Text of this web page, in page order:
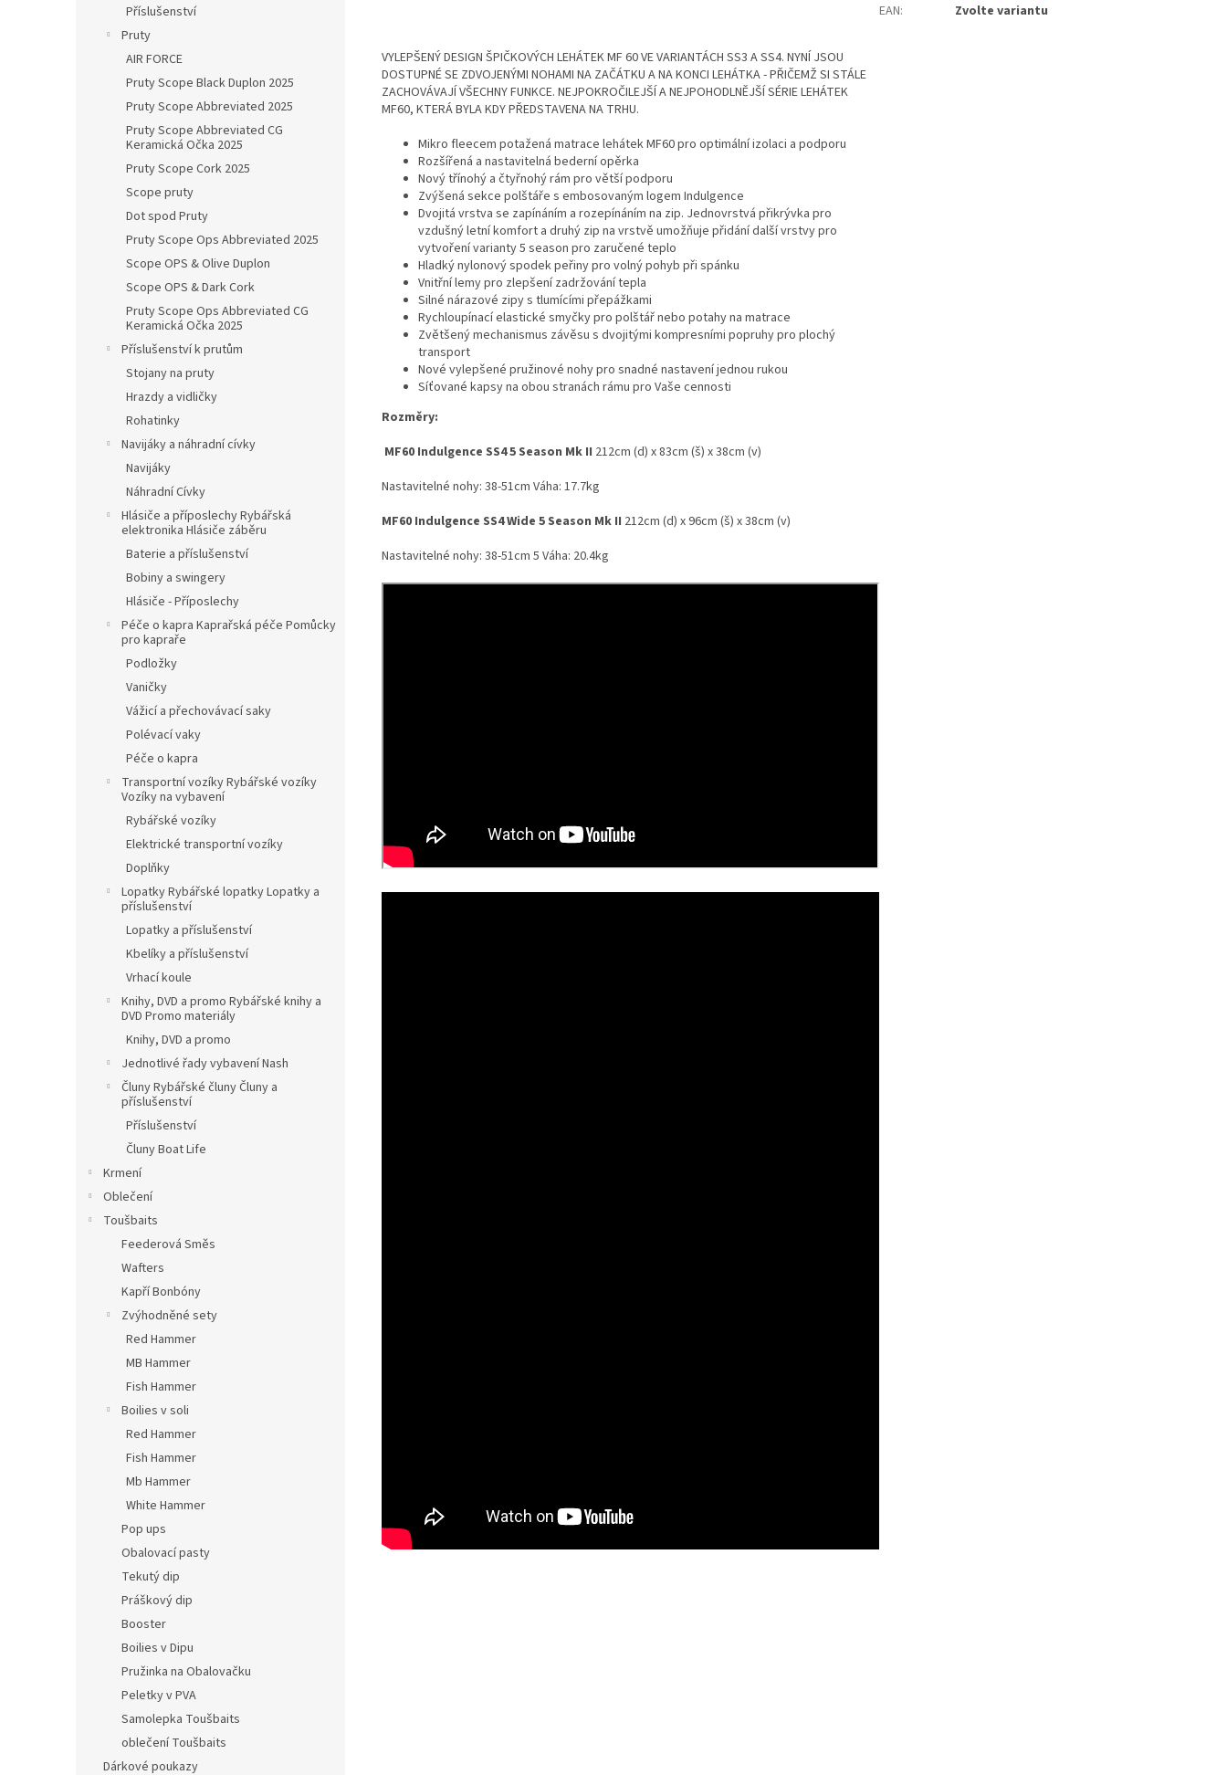
Příslušenství
Pruty
AIR FORCE
Pruty Scope Black Duplon 2025
Pruty Scope Abbreviated 2025
Pruty Scope Abbreviated CG
Keramická Očka 2025
Pruty Scope Cork 2025
Scope pruty
Dot spod Pruty
Pruty Scope Ops Abbreviated 2025
Scope OPS & Olive Duplon
Scope OPS & Dark Cork
Pruty Scope Ops Abbreviated CG
Keramická Očka 2025
Příslušenství k prutům
Stojany na pruty
Hrazdy a vidličky
Rohatinky
Navijáky a náhradní cívky
Navijáky
Náhradní Cívky
Hlásiče a příposlechy Rybářská
elektronika Hlásiče záběru
Baterie a příslušenství
Bobiny a swingery
Hlásiče - Příposlechy
Péče o kapra Kaprařská péče Pomůcky
pro kapraře
Podložky
Vaničky
Vážicí a přechovávací saky
Polévací vaky
Péče o kapra
Transportní vozíky Rybářské vozíky
Vozíky na vybavení
Rybářské vozíky
Elektrické transportní vozíky
Doplňky
Lopatky Rybářské lopatky Lopatky a
příslušenství
Lopatky a příslušenství
Kbelíky a příslušenství
Vrhací koule
Knihy, DVD a promo Rybářské knihy a
DVD Promo materiály
Knihy, DVD a promo
Jednotlivé řady vybavení Nash
Čluny Rybářské čluny Čluny a
příslušenství
Příslušenství
Čluny Boat Life
Krmení
Oblečení
Toušbaits
Feederová Směs
Wafters
Kapří Bonbóny
Zvýhodněné sety
Red Hammer
MB Hammer
Fish Hammer
Boilies v soli
Red Hammer
Fish Hammer
Mb Hammer
White Hammer
Pop ups
Obalovací pasty
Tekutý dip
Práškový dip
Booster
Boilies v Dipu
Pružinka na Obalovačku
Peletky v PVA
Samolepka Toušbaits
oblečení Toušbaits
Dárkové poukazy
VYLEPŠENÝ DESIGN ŠPIČKOVÝCH LEHÁTEK MF 60 VE VARIANTÁCH SS3 A SS4. NYNÍ JSOU
DOSTUPNÉ SE ZDVOJENÝMI NOHAMI NA ZAČÁTKU A NA KONCI LEHÁTKA - PŘIČEMŽ SI STÁLE
ZACHOVÁVAJÍ VŠECHNY FUNKCE. NEJPOKROČILEJŠÍ A NEJPOHODLNĚJŠÍ SÉRIE LEHÁTEK
MF60, KTERÁ BYLA KDY PŘEDSTAVENA NA TRHU.
Mikro fleecem potažená matrace lehátek MF60 pro optimální izolaci a podporu
Rozšířená a nastavitelná bederní opěrka
Nový třínohý a čtyřnohý rám pro větší podporu
Zvýšená sekce polštáře s embosovaným logem Indulgence
Dvojitá vrstva se zapínáním a rozepínáním na zip. Jednovrstvá přikrývka pro
vzdušný letní komfort a druhý zip na vrstvě umožňuje přidání další vrstvy pro
vytvoření varianty 5 season pro zaručené teplo
Hladký nylonový spodek peřiny pro volný pohyb při spánku
Vnitřní lemy pro zlepšení zadržování tepla
Silné nárazové zipy s tlumícími přepážkami
Rychloupínací elastické smyčky pro polštář nebo potahy na matrace
Zvětšený mechanismus závěsu s dvojitými kompresními popruhy pro plochý
transport
Nové vylepšené pružinové nohy pro snadné nastavení jednou rukou
Síťované kapsy na obou stranách rámu pro Vaše cennosti
Rozměry:
MF60 Indulgence SS4 5 Season Mk II 212cm (d) x 83cm (š) x 38cm (v)
Nastavitelné nohy: 38-51cm Váha: 17.7kg
MF60 Indulgence SS4 Wide 5 Season Mk II 212cm (d) x 96cm (š) x 38cm (v)
Nastavitelné nohy: 38-51cm 5 Váha: 20.4kg
EAN: Zvolte variantu